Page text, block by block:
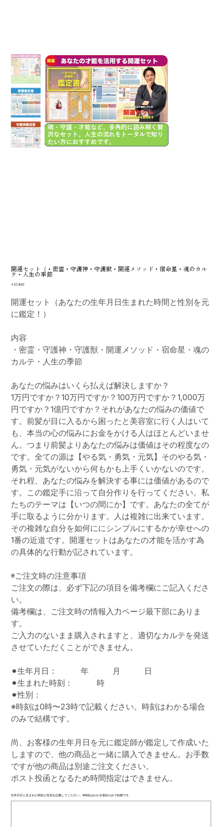
開運セット（・密霊・守護神・守護獣・開運メソッド・宿命星・魂のカル
テ・人生の季節
価
￥37,400
開運セット（あなたの生年月日生まれた時間と性別を元
に鑑定！）
内容
・密霊・守護神・守護獣・開運メソッド・宿命星・魂の
カルテ・人生の季節
あなたの悩みはいくら払えば解決しますか？
1万円ですか？10万円ですか？100万円ですか？1,000万
円ですか？1億円ですか？それがあなたの悩みの価値で
す。前髪が目に入るから困ったと美容室に行く人はいて
も、本当の心の悩みにお金をかける人はほとんどいませ
ん。つまり前髪よりあなたの悩みは価値はその程度なの
です。全ての源は【やる気・勇気・元気】そのやる気・
勇気・元気がないから何もかも上手くいかないのです。
それ程、あなたの悩みを解決する事には価値があるので
す。この鑑定手に沿って自分作りを行ってください。私
たちのテーマは【いつの間にか】です。あなたの全てが
手に取るように分かります。人は複雑に出来ています。
その複雑な自分を如何ににシンプルにするかが幸せへの
1番の近道です。開運セットはあなたの才能を活かす為
の具体的な行動が記されています。
◉ご注文時の注意事項
ご注文の際は、必ず下記の項目を備考欄にご記入くださ
い。
備考欄は、ご注文時の情報入力ページ最下部にありま
す。
ご入力のないまま購入されますと、適切なカルテを発送
させていただくことができません。
⚫︎生年月日： 年 月 日
⚫︎生まれた時刻： 時
⚫︎性別：
※時刻は0時〜23時で記載ください。時刻はわかる場合
のみで結構です。
尚、お客様の生年月日を元に鑑定師が鑑定して作成いた
しますので、他の商品と一緒に購入できません。お手数
ですが他の商品は別途ご注文ください。
ポスト投函となるため時間指定はできません。
生年月日と生まれた時刻と性別を記載してください。※時刻はわかる場合のみで結構です。